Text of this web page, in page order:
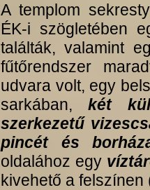
A templom
ÉK-i szögletében
találták, valamint
fűtőrendszer
udvara volt, egy
sarkában,két
szerkezetű
pincét és
oldalához egy
kivehető a felszínen